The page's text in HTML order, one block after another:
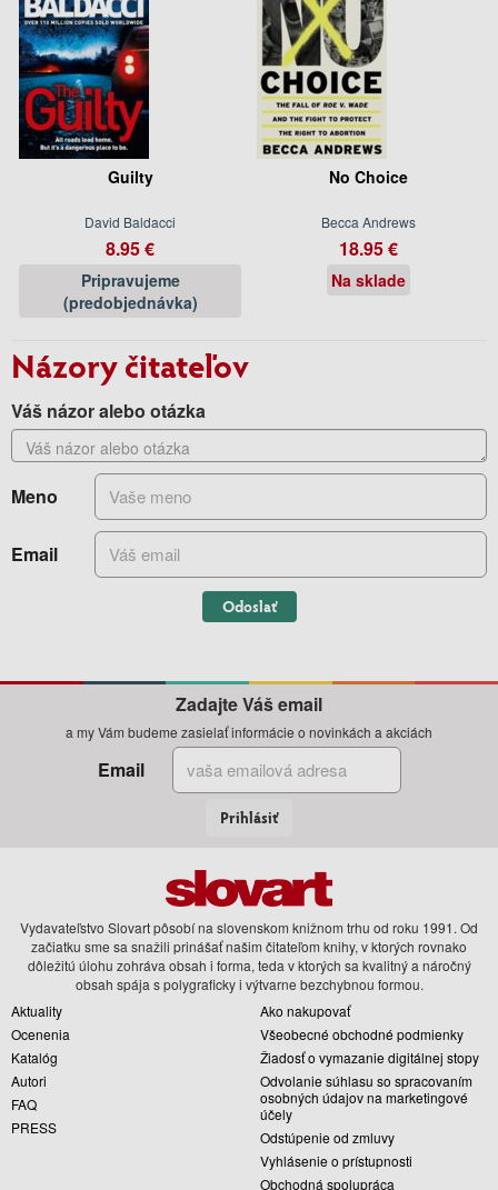
Guilty
David Baldacci
8.95 €
Pripravujeme
(predobjednávka)
No Choice
Becca Andrews
18.95 €
Na sklade
Názory čitateľov
Váš názor alebo otázka
Meno
Email
Odoslať
Zadajte Váš email
a my Vám budeme zasielať informácie o novinkách a akciách
Email
Prihlásiť
Vydavateľstvo Slovart pôsobí na slovenskom knižnom trhu od roku 1991. Od
začiatku sme sa snažili prinášať našim čitateľom knihy, v ktorých rovnako
dôležitú úlohu zohráva obsah i forma, teda v ktorých sa kvalitný a náročný
obsah spája s polygraficky i výtvarne bezchybnou formou.
Aktuality
Ocenenia
Katalóg
Autori
FAQ
PRESS
Ako nakupovať
Všeobecné obchodné podmienky
Žiadosť o vymazanie digitálnej stopy
Odvolanie súhlasu so spracovaním
osobných údajov na marketingové
účely
Odstúpenie od zmluvy
Vyhlásenie o prístupnosti
Obchodná spolupráca